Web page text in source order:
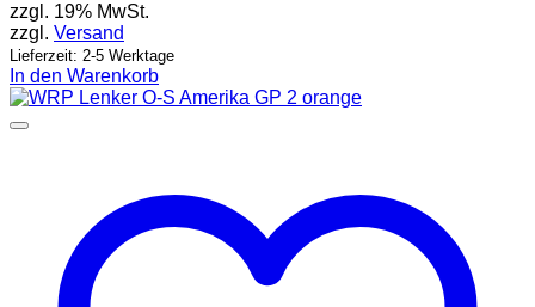
zzgl. 19% MwSt.
zzgl. Versand
Lieferzeit: 2-5 Werktage
In den Warenkorb